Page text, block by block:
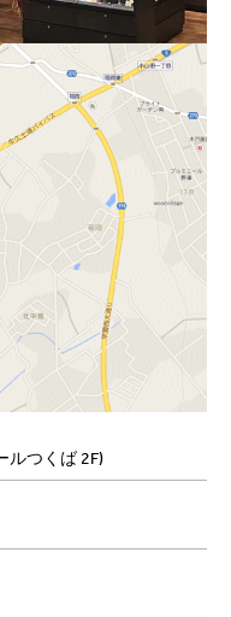
ルつくば 2F)